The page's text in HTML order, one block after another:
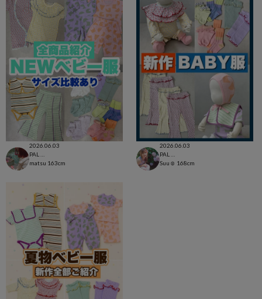
2026.06.03
matsu 163cm
2026.06.03
Suu☺︎ 168cm